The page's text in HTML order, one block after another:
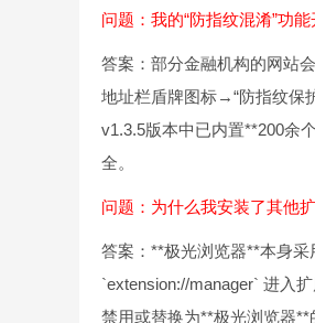
问题：我的“防指纹混淆”功
答案：部分金融机构的网站
地址栏盾牌图标→“防指纹保
v1.3.5版本中已内置**200余
全。
问题：为什么我安装了其他
答案：**极光浏览器**本身
`extension://manager` 进入
禁用或替换为**极光浏览器